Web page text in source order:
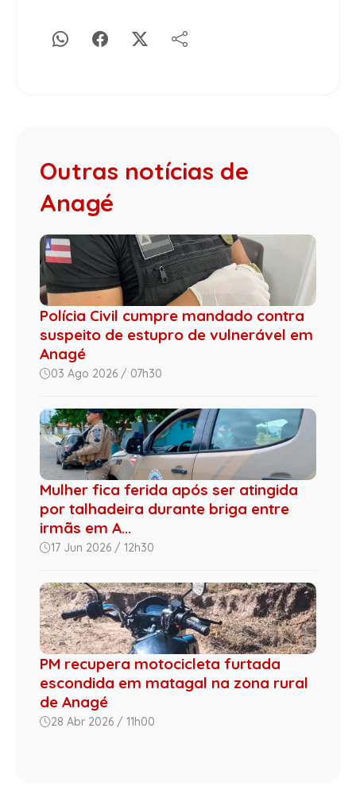
Outras notícias de
Anagé
Polícia Civil cumpre mandado contra
suspeito de estupro de vulnerável em
Anagé
03 Ago 2026 / 07h30
Mulher fica ferida após ser atingida
por talhadeira durante briga entre
irmãs em A...
17 Jun 2026 / 12h30
PM recupera motocicleta furtada
escondida em matagal na zona rural
de Anagé
28 Abr 2026 / 11h00